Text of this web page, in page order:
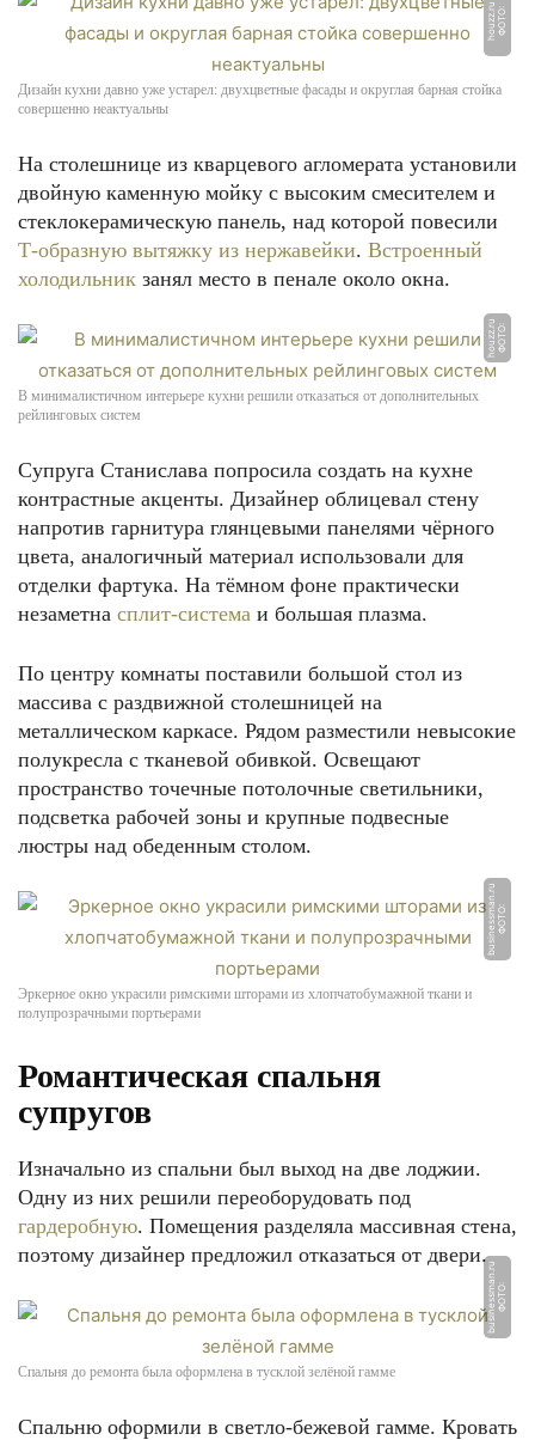
Ф
О
Т
О:
h
o
u
z
z.
r
u
Дизайн кухни давно уже устарел: двухцветные фасады и округлая барная стойка
совершенно неактуальны
На столешнице из кварцевого агломерата установили
двойную каменную мойку с высоким смесителем и
стеклокерамическую панель, над которой повесили
Т-образную вытяжку из нержавейки. Встроенный
холодильник занял место в пенале около окна.
Ф
О
Т
О:
h
o
u
z
z.
r
u
В минималистичном интерьере кухни решили отказаться от дополнительных
рейлинговых систем
Супруга Станислава попросила создать на кухне
контрастные акценты. Дизайнер облицевал стену
напротив гарнитура глянцевыми панелями чёрного
цвета, аналогичный материал использовали для
отделки фартука. На тёмном фоне практически
незаметна сплит-система и большая плазма.
По центру комнаты поставили большой стол из
массива с раздвижной столешницей на
металлическом каркасе. Рядом разместили невысокие
полукресла с тканевой обивкой. Освещают
пространство точечные потолочные светильники,
подсветка рабочей зоны и крупные подвесные
люстры над обеденным столом.
Ф
О
Т
О:
b
u
si
n
e
s
s
m
a
n.
r
u
Эркерное окно украсили римскими шторами из хлопчатобумажной ткани и
полупрозрачными портьерами
Романтическая спальня
супругов
Изначально из спальни был выход на две лоджии.
Одну из них решили переоборудовать под
гардеробную. Помещения разделяла массивная стена,
поэтому дизайнер предложил отказаться от двери.
Ф
О
Т
О:
b
u
si
n
e
s
s
m
a
n.
r
u
Спальня до ремонта была оформлена в тусклой зелёной гамме
Спальню оформили в светло-бежевой гамме. Кровать